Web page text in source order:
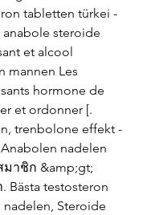
tabletten türkei -
anabole steroide
et alcool
mannen Les
hormone de
et ordonner [.
trenbolone effekt -
nadelen
มาชิก &amp;gt;
testosteron
Steroide